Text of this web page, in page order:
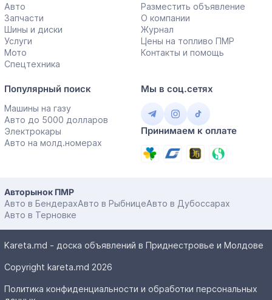
Авто
Запчасти
Шины и диски
Услуги
Мото
Спецтехника
Разместить объявление
О компании
Журнал
Цены на топливо ПМР
Контакты и помощь
Популярный поиск
Машины на газу
Авто до 5000 долларов
Электрокары
Авто на молд.номерах
Мы в соц.сетях
Принимаем к оплате
Авторынок ПМР
Авто в БендерахАвто в РыбницеАвто в Дубоссарах
Авто в Терновке
Kareta.md - доска объявлений в Приднестровье и Молдове
Copyright kareta.md 2026
Политика конфиденциальности и обработки персональных